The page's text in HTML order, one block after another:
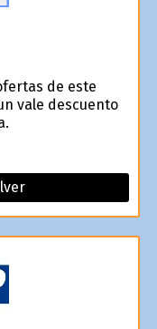
de este
vale descuento